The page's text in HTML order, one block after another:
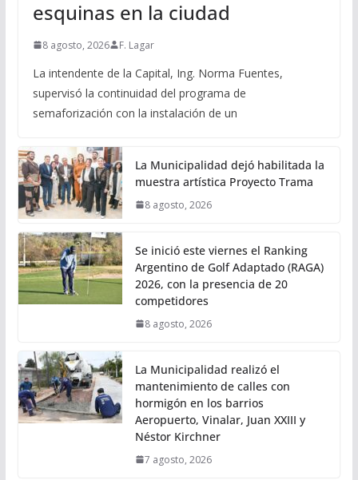
esquinas en la ciudad
8 agosto, 2026 F. Lagar
La intendente de la Capital, Ing. Norma Fuentes,
supervisó la continuidad del programa de
semaforización con la instalación de un
La Municipalidad dejó habilitada la
muestra artística Proyecto Trama
8 agosto, 2026
Se inició este viernes el Ranking
Argentino de Golf Adaptado (RAGA)
2026, con la presencia de 20
competidores
8 agosto, 2026
La Municipalidad realizó el
mantenimiento de calles con
hormigón en los barrios
Aeropuerto, Vinalar, Juan XXIII y
Néstor Kirchner
7 agosto, 2026